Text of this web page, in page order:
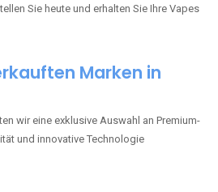
Sie heute und erhalten Sie Ihre Vapes
Marken in
wir eine exklusive Auswahl an Premium-
und innovative Technologie